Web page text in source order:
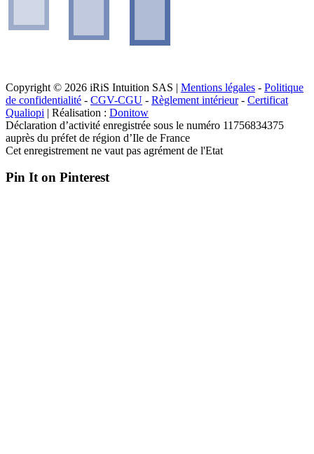
Copyright © 2026 iRiS Intuition SAS | Mentions légales - Politique
de confidentialité - CGV-CGU - Règlement intérieur- Certificat
Qualiopi | Réalisation : Donitow
Déclaration d’activité enregistrée sous le numéro 11756834375
auprès du préfet de région d’Ile de France
Cet enregistrement ne vaut pas agrément de l'Etat
Pin It on Pinterest